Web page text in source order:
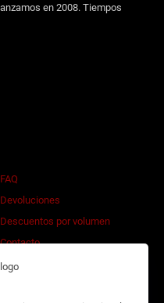
en 2008. Tiempos
FAQ
Devoluciones
Descuentos por volumen
Contacto